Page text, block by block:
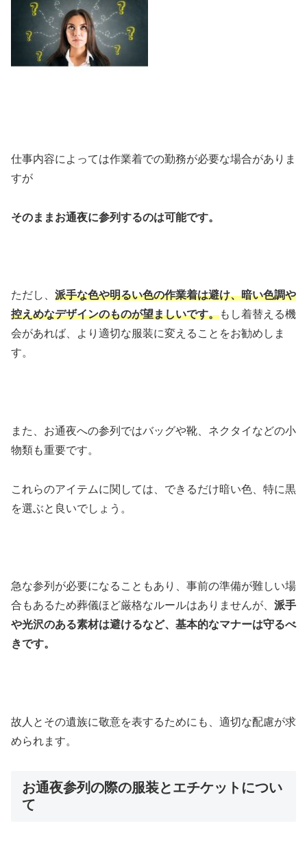
仕事内容によっては作業着での勤務が必要な場合がありま
すが
そのままお通夜に参列するのは可能です。
ただし、 派手な色や明るい色の作業着は避け、暗い色調や
控えめなデザインのものが望ましいです。もし着替える機
会があれば、より適切な服装に変えることをお勧めしま
す。
また、お通夜への参列ではバッグや靴、ネクタイなどの小
物類も重要です。
これらのアイテムに関しては、できるだけ暗い色、特に黒
を選ぶと良いでしょう。
急な参列が必要になることもあり、事前の準備が難しい場
合もあるため葬儀ほど厳格なルールはありませんが、 派手
や光沢のある素材は避けるなど、基本的なマナーは守るべ
きです。
故人とその遺族に敬意を表するためにも、適切な配慮が求
められます。
お通夜参列の際の服装とエチケットについ
て